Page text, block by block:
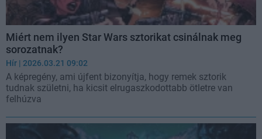
Miért nem ilyen Star Wars sztorikat csinálnak meg
sorozatnak?
Hír | 2026.03.21 09:02
A képregény, ami újfent bizonyítja, hogy remek sztorik
tudnak születni, ha kicsit elrugaszkodottabb ötletre van
felhúzva